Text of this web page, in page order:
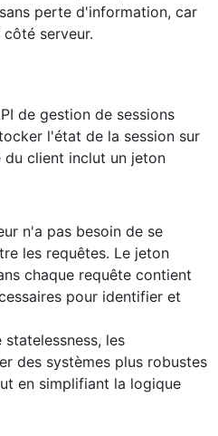
perte d'information, car
serveur.
de gestion de sessions
l'état de la session sur
du client inclut un jeton
n'a pas besoin de se
les requêtes. Le jeton
chaque requête contient
pour identifier et
les
des systèmes plus robustes
en simplifiant la logique